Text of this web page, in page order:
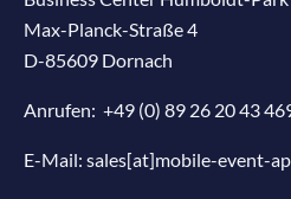
Max-Planck-Straße 4
D-85609 Dornach
Anrufen: +49 (0) 89 26 20 43
E-Mail: sales[at]mobile-event-